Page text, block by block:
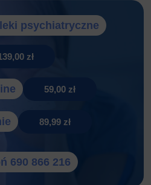
psychiatryczne
zł
59,00 zł
89,99 zł
690 866 216